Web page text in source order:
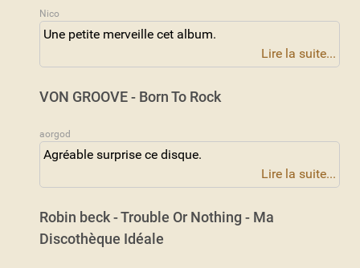
Nico
Une petite merveille cet album.
Lire la suite...
VON GROOVE - Born To Rock
aorgod
Agréable surprise ce disque.
Lire la suite...
Robin beck - Trouble Or Nothing - Ma
Discothèque Idéale